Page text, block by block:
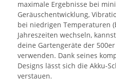
maximale Ergebnisse bei
Geräuschentwicklung,
bei niedrigen Temperaturen
Jahreszeiten wechseln,
deine Gartengeräte der
verwenden. Dank seines
Designs lässt sich die Akku-
verstauen.